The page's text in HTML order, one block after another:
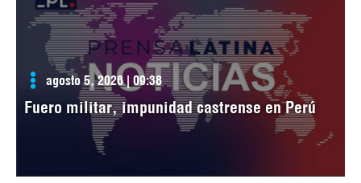
agosto 5, 2026 | 09:38
Fuero militar, impunidad castrense en Perú